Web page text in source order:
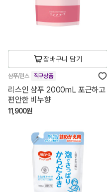
장바구니 담기
샴푸/린스 직구상품
리스인 샴푸 2000mL 포근하고
편안한 비누향
11,900원